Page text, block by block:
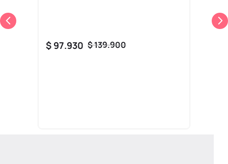
$139.900
$ 97.930